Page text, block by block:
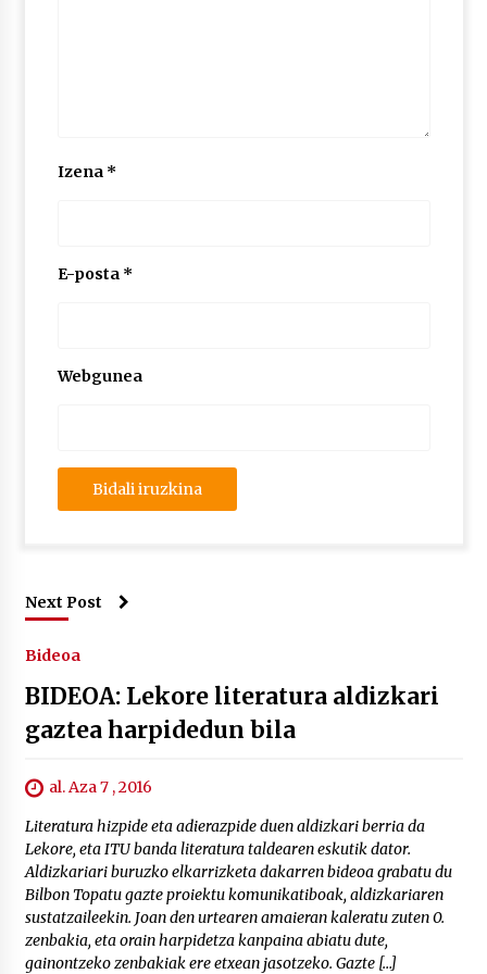
Izena *
E-posta *
Webgunea
Next Post
Bideoa
BIDEOA: Lekore literatura aldizkari
gaztea harpidedun bila
al. Aza 7 , 2016
Literatura hizpide eta adierazpide duen aldizkari berria da
Lekore, eta ITU banda literatura taldearen eskutik dator.
Aldizkariari buruzko elkarrizketa dakarren bideoa grabatu du
Bilbon Topatu gazte proiektu komunikatiboak, aldizkariaren
sustatzaileekin. Joan den urtearen amaieran kaleratu zuten 0.
zenbakia, eta orain harpidetza kanpaina abiatu dute,
gainontzeko zenbakiak ere etxean jasotzeko. Gazte […]